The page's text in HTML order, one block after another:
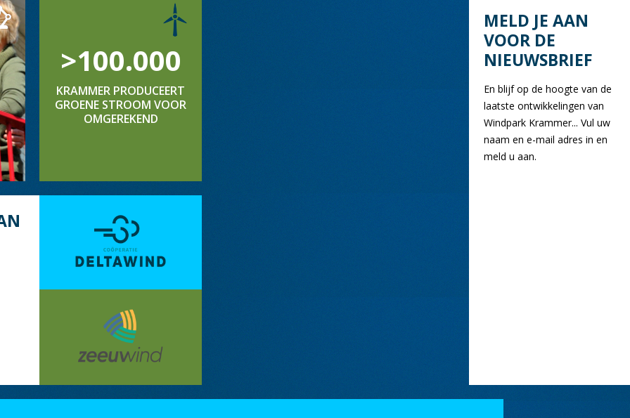
>100.000
KRAMMER PRODUCEERT
GROENE STROOM VOOR
OMGEREKEND
MELD JE AAN
VOOR DE
NIEUWSBRIEF
En blijf op de hoogte van de
laatste ontwikkelingen van
Windpark Krammer... Vul uw
naam en e-mail adres in en
meld u aan.